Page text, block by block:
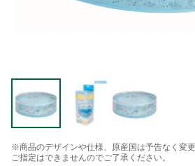
※商品のデザインや仕様、原産国は予告なく変
ご指定はできませんのでご了承ください。